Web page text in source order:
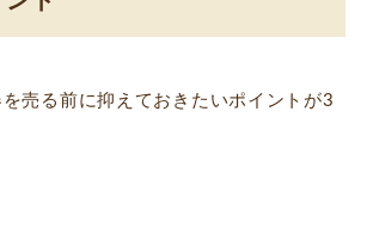
を売る前に抑えておきたいポイントが3